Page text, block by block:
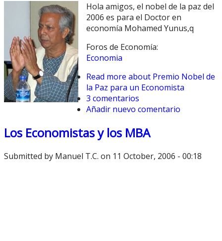
Hola amigos, el nobel de la paz del
2006 es para el Doctor en
economía Mohamed Yunus,q
Foros de Economía:
Economia
Read more about Premio Nobel de
la Paz para un Economista
3 comentarios
Añadir nuevo comentario
Los Economistas y los MBA
Submitted by Manuel T.C. on 11 October, 2006 - 00:18